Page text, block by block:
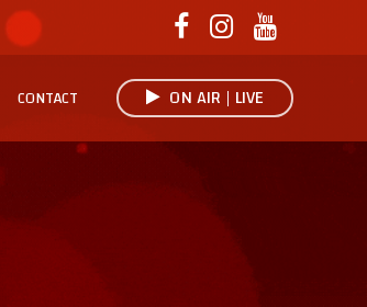
CONTACT ON AIR | LIVE